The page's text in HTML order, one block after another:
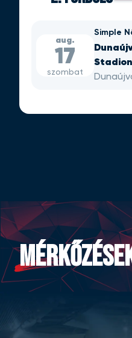
aug.
17
szombat
Simple
Stadion